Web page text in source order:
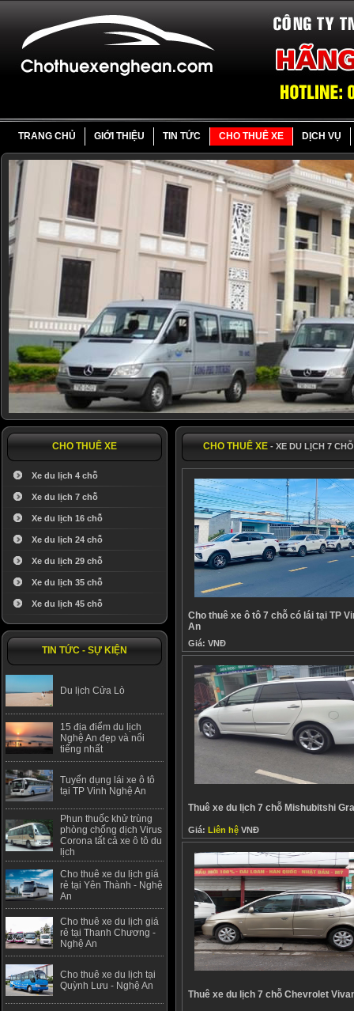
TRANG CHỦ GIỚI THIỆU TIN TỨC CHO THUÊ XE DỊCH VỤ
CHO THUÊ XE
Xe du lịch 4 chỗ
Xe du lịch 7 chỗ
Xe du lịch 16 chỗ
Xe du lịch 24 chỗ
Xe du lịch 29 chỗ
Xe du lịch 35 chỗ
Xe du lịch 45 chỗ
TIN TỨC - SỰ KIỆN
Du lịch Cửa Lò
15 địa điểm du lịch
Nghệ An đẹp và nổi
tiếng nhất
Tuyển dụng lái xe ô tô
tại TP Vinh Nghệ An
Phun thuốc khử trùng
phòng chống dịch Virus
Corona tất cả xe ô tô du
lịch
Cho thuê xe du lịch giá
rẻ tại Yên Thành - Nghệ
An
Cho thuê xe du lịch giá
rẻ tại Thanh Chương -
Nghệ An
Cho thuê xe du lịch tại
Quỳnh Lưu - Nghệ An
CHO THUÊ XE - XE DU LỊCH 7 CHỖ
Cho thuê xe ô tô 7 chỗ có lái tại TP
An
Giá: VNĐ
Thuê xe du lịch 7 chỗ Mishubitshi
Giá: Liên hệVNĐ
Thuê xe du lịch 7 chỗ Chevrolet